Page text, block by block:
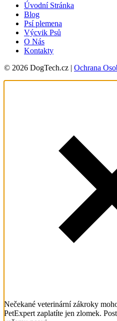
Úvodní Stránka
Blog
Psí plemena
Výcvik Psů
O Nás
Kontakty
© 2026 DogTech.cz | Ochrana
Nečekané veterinární zákroky
PetExpert zaplatíte jen zlomek.